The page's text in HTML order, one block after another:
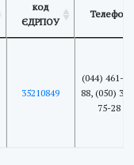
код
ЄДРПОУ
Телефон
35210849
(044) 461-
88, (050)
75-28